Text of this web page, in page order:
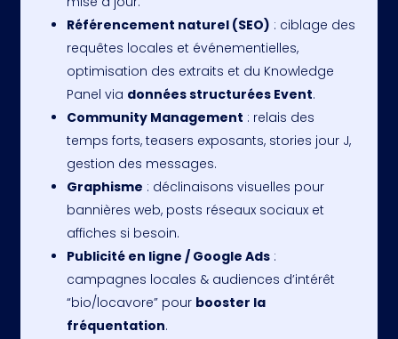
Référencement naturel (SEO) : ciblage des
requêtes locales et événementielles,
optimisation des extraits et du Knowledge
Panel via données structurées Event.
Community Management : relais des
temps forts, teasers exposants, stories jour J,
gestion des messages.
Graphisme : déclinaisons visuelles pour
bannières web, posts réseaux sociaux et
affiches si besoin.
Publicité en ligne / Google Ads:
campagnes locales & audiences d’intérêt
“bio/locavore” pour booster la
fréquentation.